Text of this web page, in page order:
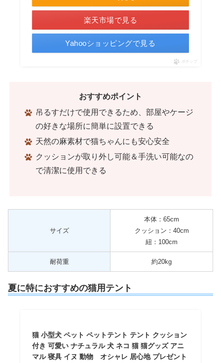
楽天市場で見る
Yahooショッピングで見る
ポチップ
おすすめポイント
吊るすだけで使用できるため、部屋やケージ
の好きな場所に簡単に設置できる
天然の麻素材で猫ちゃんにも安心安全
クッションが取り外し可能＆手洗い可能なの
で清潔に使用できる
サイズ
本体：65cm
クッション：40cm
紐：100cm
耐荷重 約20kg
夏に特におすすめの猫用テント
猫 小型犬 ペット ペットテント テント クッション
付き 可愛い ナチュラル 犬 ネコ 猫 猫グッズ アニ
マル 寝具 イヌ 動物 オシャレ 居心地 プレゼント